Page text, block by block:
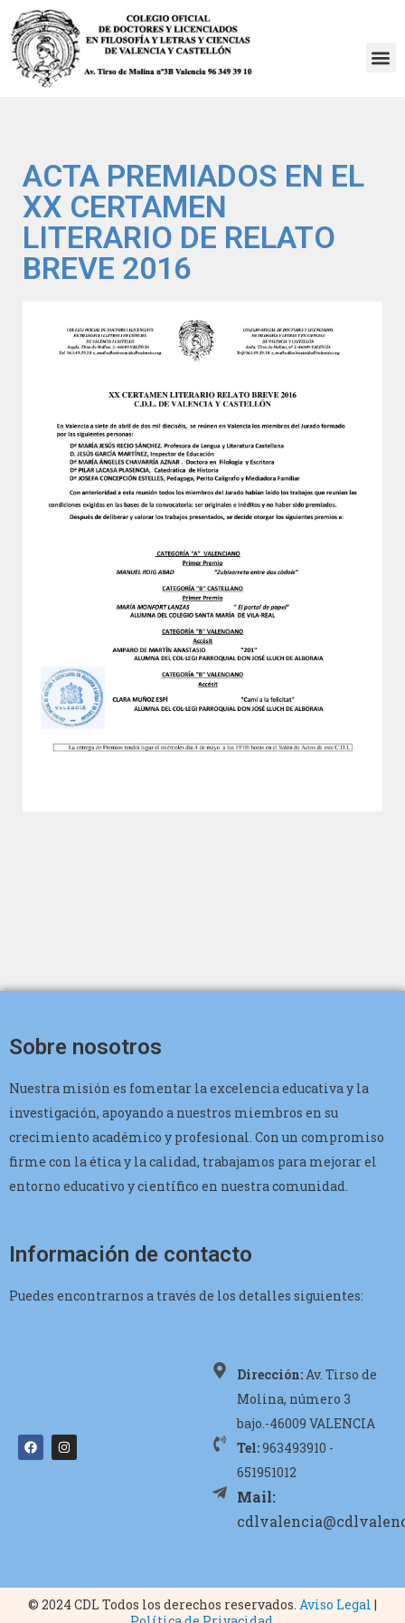
Saltar
al
ACTA PREMIADOS EN EL
XX CERTAMEN
LITERARIO DE RELATO
BREVE 2016
Sobre nosotros
Nuestra misión es fomentar la excelencia educativa y la
investigación, apoyando a nuestros miembros en su
crecimiento académico y profesional. Con un compromiso
firme con la ética y la calidad, trabajamos para mejorar el
entorno educativo y científico en nuestra comunidad.
Información de contacto
Puedes encontrarnos a través de los detalles siguientes:
Dirección:Av. Tirso de
Molina, número 3
bajo.-46009 VALENCIA
Tel:963493910 -
651951012
Mail:
© 2024 CDL Todos los derechos reservados. Aviso Legal |